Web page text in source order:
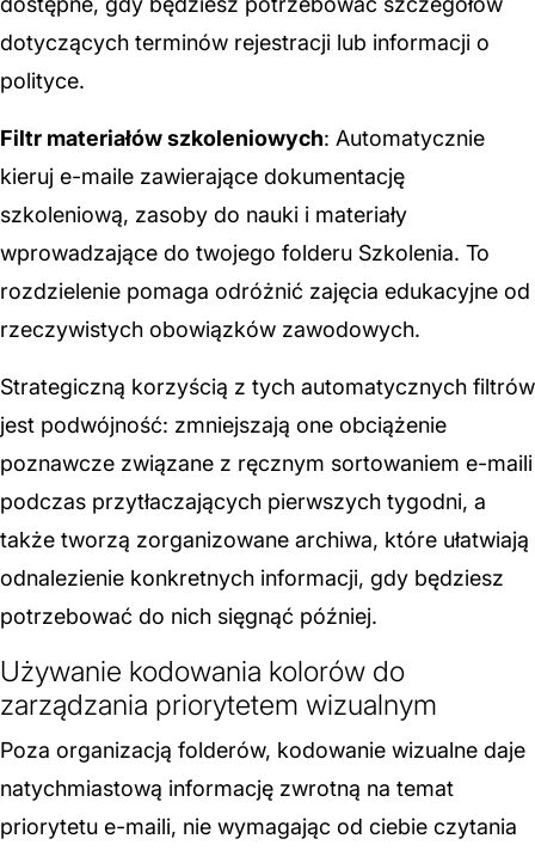
dotyczących terminów rejestracji lub informacji o
polityce.
Filtr materiałów szkoleniowych: Automatycznie
kieruj e-maile zawierające dokumentację
szkoleniową, zasoby do nauki i materiały
wprowadzające do twojego folderu Szkolenia. To
rozdzielenie pomaga odróżnić zajęcia edukacyjne od
rzeczywistych obowiązków zawodowych.
Strategiczną korzyścią z tych automatycznych filtrów
jest podwójność: zmniejszają one obciążenie
poznawcze związane z ręcznym sortowaniem e-maili
podczas przytłaczających pierwszych tygodni, a
także tworzą zorganizowane archiwa, które ułatwiają
odnalezienie konkretnych informacji, gdy będziesz
potrzebować do nich sięgnąć później.
Używanie kodowania kolorów do
zarządzania priorytetem wizualnym
Poza organizacją folderów, kodowanie wizualne daje
natychmiastową informację zwrotną na temat
priorytetu e-maili, nie wymagając od ciebie czytania